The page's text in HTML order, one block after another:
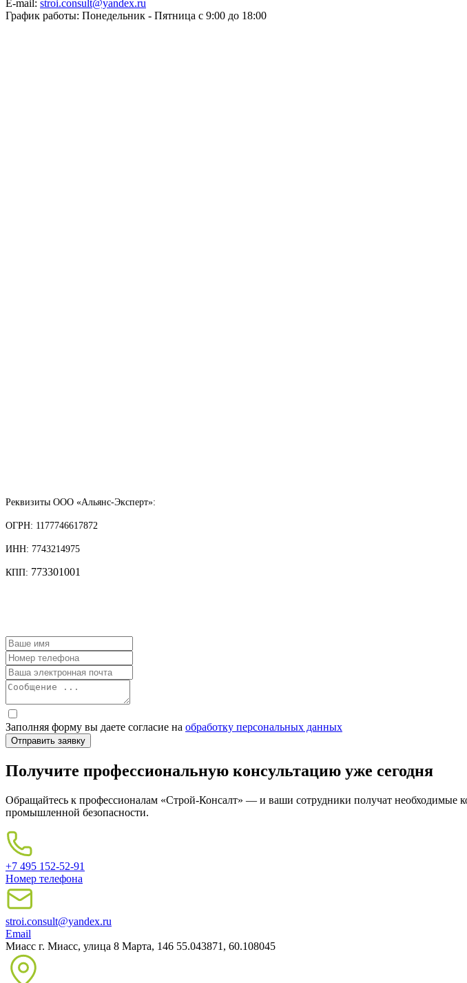
E-mail: stroi.consult@yandex.ru
График работы: Понедельник - Пятница с 9:00 до 18:00
Реквизиты ООО «Альянс-Эксперт»:
ОГРН: 1177746617872
ИНН: 7743214975
КПП: 773301001
Заполняя форму вы даете согласие на обработку персональных данных
Получите профессиональную консультацию уже сегодня
Обращайтесь к профессионалам «Строй-Консалт» — и ваши сотрудники получат необходимые
промышленной безопасности.
+7 495 152-52-91
Номер телефона
stroi.consult@yandex.ru
Email
Миасс г. Миасс, улица 8 Марта, 146 55.043871, 60.108045